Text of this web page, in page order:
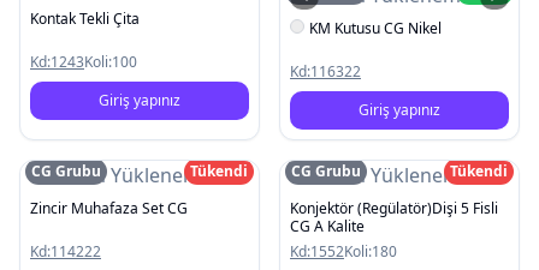
Kontak Tekli Çita
Kd:1243Koli:100
Giriş yapınız
KM Kutusu CG Nikel
Kd:116322
Giriş yapınız
Resim Yüklenemedi
CG Grubu
Tükendi
Zincir Muhafaza Set CG
Kd:114222
Resim Yüklenemedi
CG Grubu
Tükendi
Konjektör (Regülatör)Dişi 5 Fisli
CG A Kalite
Kd:1552Koli:180